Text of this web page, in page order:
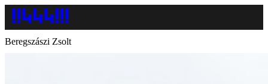
Beregszászi Zsolt